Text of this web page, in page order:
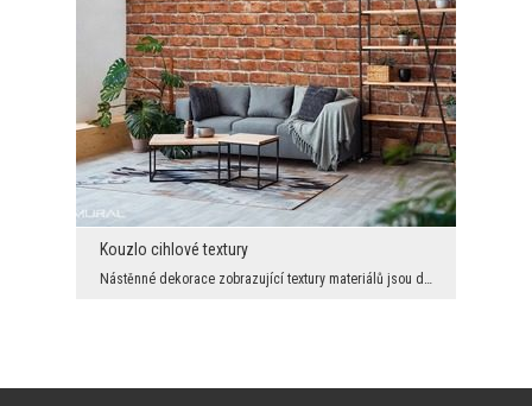
Kouzlo cihlové textury
Nástěnné dekorace zobrazující textury materiálů jsou dnes velmi populární. Proč tomu tak je? Doko...